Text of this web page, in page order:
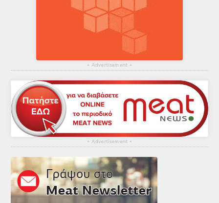
▴ Advertisement ▴
▴ Advertisement ▴